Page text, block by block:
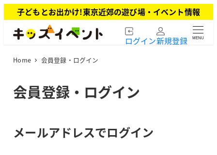
イ
子どもとお出かけ!東京近郊の遊び場・イベント情報
ログイン新規登録 MENU
Home 会員登録・ログイン
会員登録・ログイン
メールアドレスでログイン